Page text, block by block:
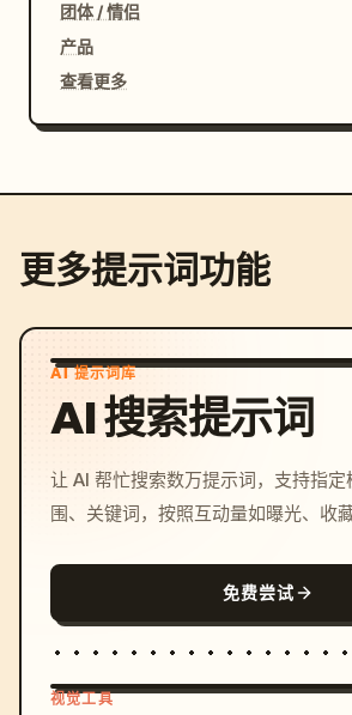
团体 / 情侣
产品
查看更多
更多提示词功能
AI 提示词库
AI 搜索提示词
让 AI 帮忙搜索数万提示词，支持指
围、关键词，按照互动量如曝光、收
免费尝试
视觉工具